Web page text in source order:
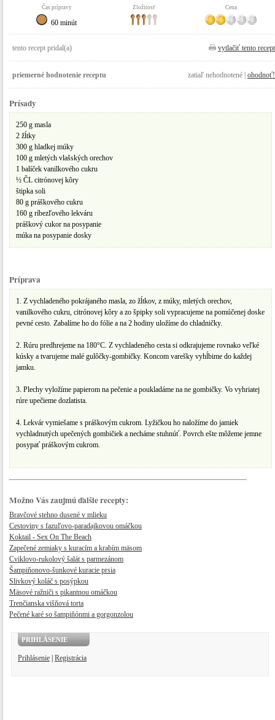
Čas prípravy Zložitosť Cena
60 minút
tento recept pridal(a) vytlačiť tento recept
priemerné hodnotenie receptu zatiaľ nehodnotené | ohodnoť!
Prísady
250 g masla
2 žĺtky
300 g hladkej múky
100 g mletých vlašských orechov
1 balíček vanilkového cukru
½ ČL citrónovej kôry
štipka soli
80 g práškového cukru
160 g ríbezľového lekváru
práškový cukor na posypanie
múka na posypanie dosky
Príprava
1. Z vychladeného pokrájaného masla, zo žĺtkov, z múky, mletých orechov,
vanilkového cukru, citrónovej kôry a zo špipky soli vypracujeme na pomúčenej doske
pevné cesto. Zabalíme ho do fólie a na 2 hodiny uložíme do chladničky.
2. Rúru predhrejeme na 180°C. Z vychladeného cesta si odkrajujeme rovnako veľké
kúsky a tvarujeme malé gulôčky-gombičky. Koncom varešky vyhĺbime do každej
jamku.
3. Plechy vyložíme papierom na pečenie a poukladáme na ne gombičky. Vo vyhriatej
rúre upečieme dozlatista.
4. Lekvár vymiešame s práškovým cukrom. Lyžičkou ho naložíme do jamiek
vychladnutých upečených gombičiek a necháme stuhnúť. Povrch ešte môžeme jemne
posypať práškovým cukrom.
Možno Vás zaujmú ďalšie recepty:
Bravčové stehno dusené v mlieku
Cestoviny s fazuľovo-paradajkovou omáčkou
Koktail - Sex On The Beach
Zapečené zemiaky s kuracím a krabím mäsom
Cviklovo-rukolový šalát s parmezánom
Šampiňonovo-šunkové kuracie prsia
Slivkový koláč s posýpkou
Mäsové ražniči s pikantnou omáčkou
Trenčianska višňová torta
Pečené karé so šampiňónmi a gorgonzolou
PRIHLÁSENIE
Prihlásenie Registrácia